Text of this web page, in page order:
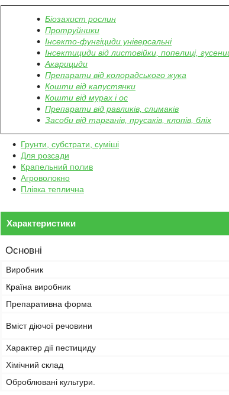
Біозахист рослин
Протруйники
Інсекто-фунгіциди універсальні
Інсектициди від листовійки, попелиці,
Акарициди
Препарати від колорадського жука
Кошти від капустянки
Кошти від мурах і ос
Препарати від равликів, слимаків
Засоби від тарганів, прусаків, клопів, бліх
Грунти, субстрати, суміші
Для розсади
Крапельний полив
Агроволокно
Плівка теплична
Характеристики
Основні
Виробник
Країна виробник
Препаративна форма
Вміст діючої речовини
Характер дії пестициду
Хімічний склад
Оброблювані культури.